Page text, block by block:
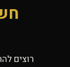
רוצים